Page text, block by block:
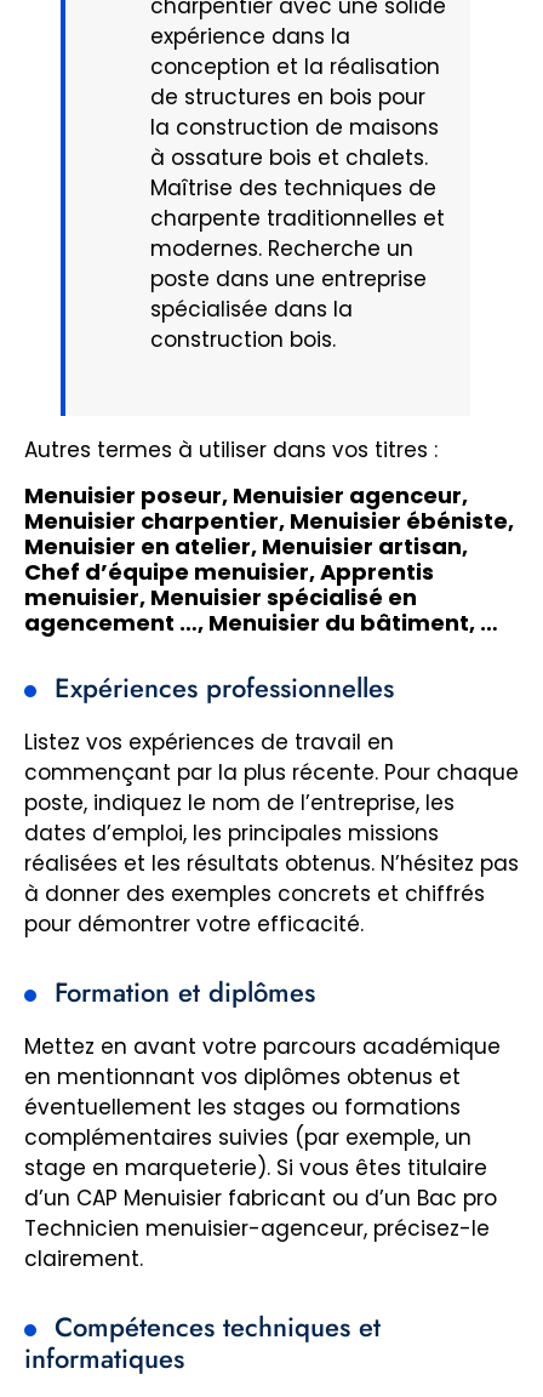
expérience dans la
conception et la réalisation
de structures en bois pour
la construction de maisons
à ossature bois et chalets.
Maîtrise des techniques de
charpente traditionnelles et
modernes. Recherche un
poste dans une entreprise
spécialisée dans la
construction bois.
Autres termes à utiliser dans vos titres :
Menuisier poseur, Menuisier agenceur,
Menuisier charpentier, Menuisier ébéniste,
Menuisier en atelier, Menuisier artisan,
Chef d’équipe menuisier, Apprentis
menuisier, Menuisier spécialisé en
agencement …, Menuisier du bâtiment, …
Expériences professionnelles
Listez vos expériences de travail en
commençant par la plus récente. Pour chaque
poste, indiquez le nom de l’entreprise, les
dates d’emploi, les principales missions
réalisées et les résultats obtenus. N’hésitez pas
à donner des exemples concrets et chiffrés
pour démontrer votre efficacité.
Formation et diplômes
Mettez en avant votre parcours académique
en mentionnant vos diplômes obtenus et
éventuellement les stages ou formations
complémentaires suivies (par exemple, un
stage en marqueterie). Si vous êtes titulaire
d’un CAP Menuisier fabricant ou d’un Bac pro
Technicien menuisier-agenceur, précisez-le
clairement.
Compétences techniques et
informatiques